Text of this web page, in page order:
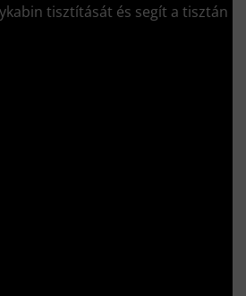
tisztítását és segít a tisztán